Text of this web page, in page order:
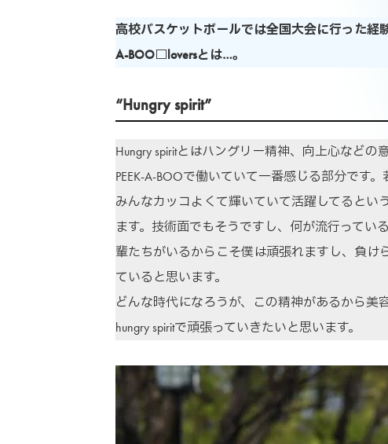
高校バスケットボールでは全国大会に行った経
A-BOO□loversとは…。
“Hungry spirit”
Hungry spiritとはハングリー精神、向上心などの
PEEK-A-BOOで働いていて一番感じる部分です
みんなカッコよくて輝いていて活躍してるとい
ます。技術面でもそうですし、何が流行ってい
輩たちがいるからこそ僕は頑張れますし、負
ていると思います。
どんな時代になろうが、この精神があるから
hungry spiritで頑張っていきたいと思います。